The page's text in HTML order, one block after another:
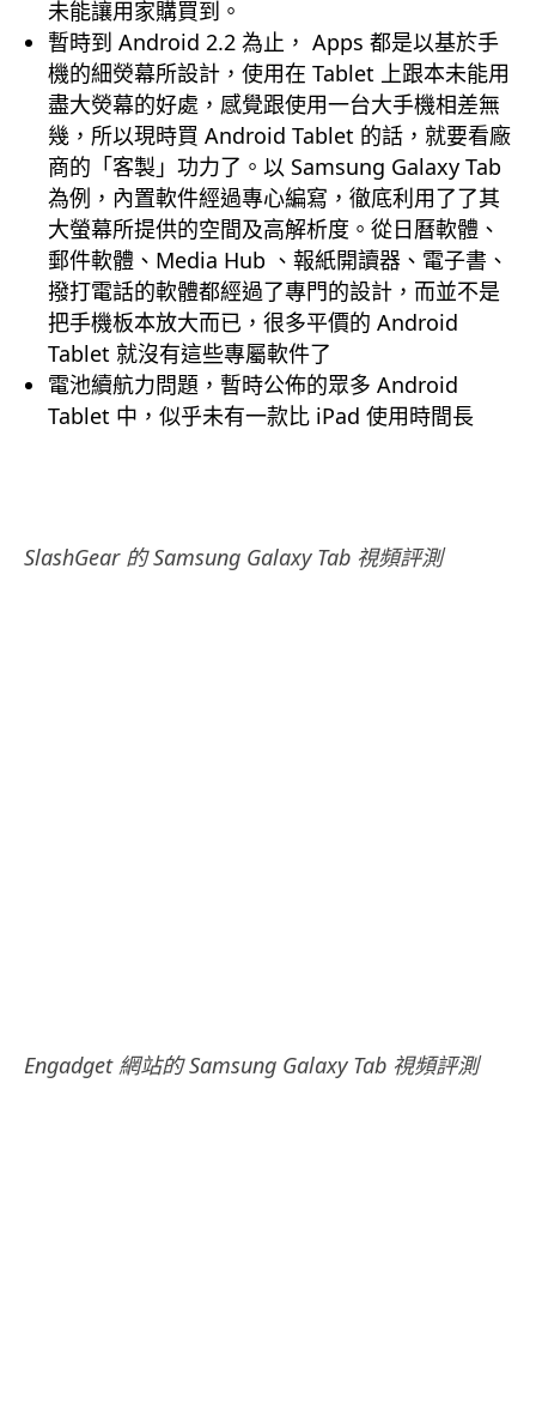
未能讓用家購買到。
暫時到 Android 2.2 為止， Apps 都是以基於手
機的細熒幕所設計，使用在 Tablet 上跟本未能用
盡大熒幕的好處，感覺跟使用一台大手機相差無
幾，所以現時買 Android Tablet 的話，就要看廠
商的「客製」功力了。以 Samsung Galaxy Tab
為例，內置軟件經過專心編寫，徹底利用了了其
大螢幕所提供的空間及高解析度。從日曆軟體、
郵件軟體、Media Hub 、報紙開讀器、電子書、
撥打電話的軟體都經過了專門的設計，而並不是
把手機板本放大而已，很多平價的 Android
Tablet 就沒有這些專屬軟件了
電池續航力問題，暫時公佈的眾多 Android
Tablet 中，似乎未有一款比 iPad 使用時間長
SlashGear 的 Samsung Galaxy Tab 視頻評測
Engadget 網站的 Samsung Galaxy Tab 視頻評測